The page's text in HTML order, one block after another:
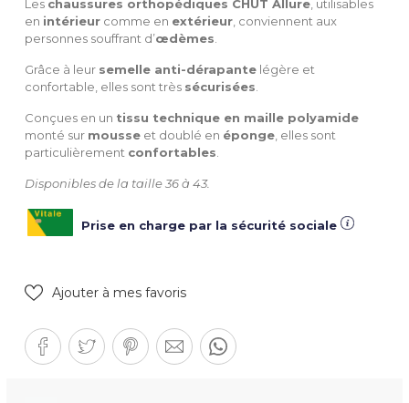
Les chaussures orthopédiques CHUT Allure, utilisables
en intérieurcomme en extérieur, conviennent aux
personnes souffrant d’œdèmes
Grâce à leur semelle anti-dérapantelégère et
confortable, elles sont très sécurisées
Conçues en un tissu technique en maille polyamide
monté sur mousseet doublé en éponge, elles sont
particulièrement confortables
Disponibles de la taille 36 à 43.
Prise en charge par la sécurité sociale
Ajouter à mes favoris